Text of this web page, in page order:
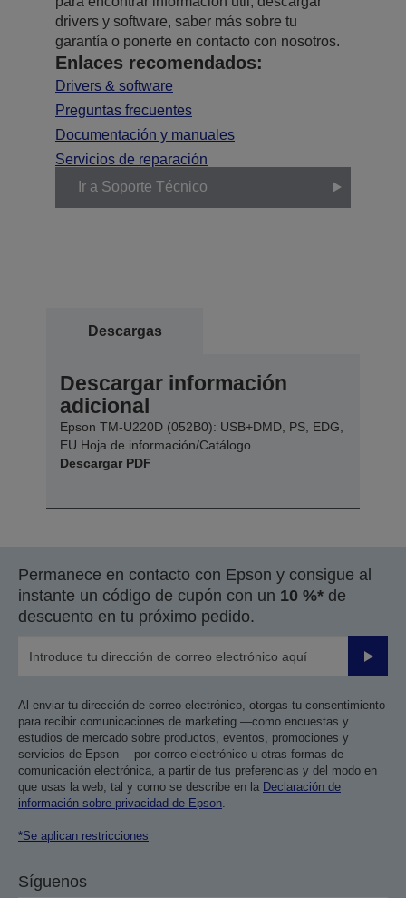
drivers y software, saber más sobre tu
garantía o ponerte en contacto con nosotros.
Enlaces recomendados:
Drivers & software
Preguntas frecuentes
Documentación y manuales
Servicios de reparación
Ir a Soporte Técnico
Descargas
Descargar información
adicional
Epson TM-U220D (052B0): USB+DMD, PS, EDG,
EU Hoja de información/Catálogo
Descargar PDF
Permanece en contacto con Epson y consigue al
instante un código de cupón con un 10 %* de
descuento en tu próximo pedido.
Enviar
Al enviar tu dirección de correo electrónico, otorgas tu consentimiento
para recibir comunicaciones de marketing —como encuestas y
estudios de mercado sobre productos, eventos, promociones y
servicios de Epson— por correo electrónico u otras formas de
comunicación electrónica, a partir de tus preferencias y del modo en
que usas la web, tal y como se describe en la Declaración de
información sobre privacidad de Epson
*Se aplican restricciones
Síguenos